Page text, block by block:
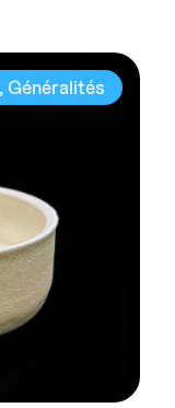
Généralités